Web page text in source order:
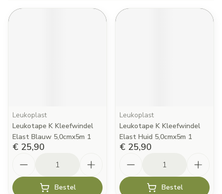
Leukoplast
Leukotape K Kleefwindel
Elast Blauw 5,0cmx5m 1
€ 25,90
Bestel
Leukoplast
Leukotape K Kleefwindel
Elast Huid 5,0cmx5m 1
€ 25,90
Bestel